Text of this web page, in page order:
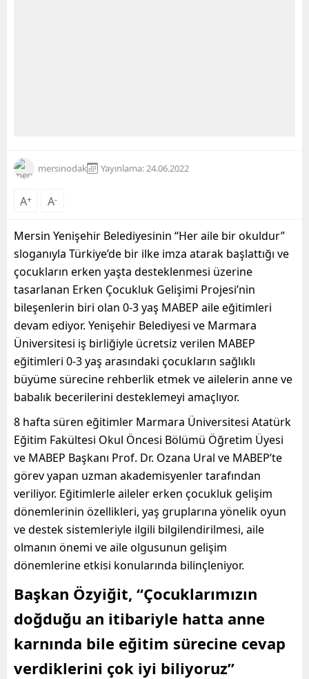
mersinodak Yayınlama: 24.06.2022
A+ A-
Mersin Yenişehir Belediyesinin “Her aile bir okuldur”
sloganıyla Türkiye’de bir ilke imza atarak başlattığı ve
çocukların erken yaşta desteklenmesi üzerine
tasarlanan Erken Çocukluk Gelişimi Projesi’nin
bileşenlerin biri olan 0-3 yaş MABEP aile eğitimleri
devam ediyor. Yenişehir Belediyesi ve Marmara
Üniversitesi iş birliğiyle ücretsiz verilen MABEP
eğitimleri 0-3 yaş arasındaki çocukların sağlıklı
büyüme sürecine rehberlik etmek ve ailelerin anne ve
babalık becerilerini desteklemeyi amaçlıyor.
8 hafta süren eğitimler Marmara Üniversitesi Atatürk
Eğitim Fakültesi Okul Öncesi Bölümü Öğretim Üyesi
ve MABEP Başkanı Prof. Dr. Ozana Ural ve MABEP’te
görev yapan uzman akademisyenler tarafından
veriliyor. Eğitimlerle aileler erken çocukluk gelişim
dönemlerinin özellikleri, yaş gruplarına yönelik oyun
ve destek sistemleriyle ilgili bilgilendirilmesi, aile
olmanın önemi ve aile olgusunun gelişim
dönemlerine etkisi konularında bilinçleniyor.
Başkan Özyiğit, “Çocuklarımızın
doğduğu an itibariyle hatta anne
karnında bile eğitim sürecine cevap
verdiklerini çok iyi biliyoruz”